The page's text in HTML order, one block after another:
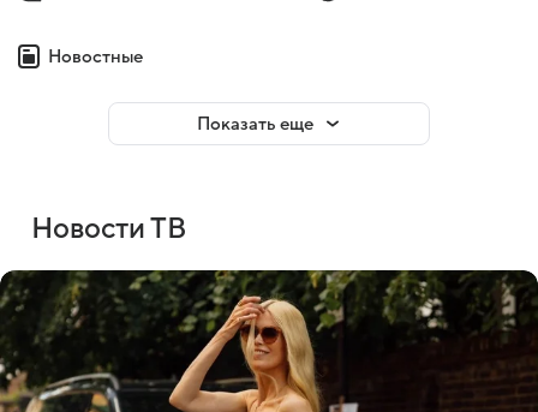
Новостные
Показать еще
Новости ТВ